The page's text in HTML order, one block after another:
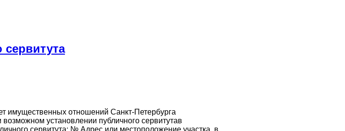
имущественных отношений Санкт-Петербурга
установлении публичного сервитутав
сервитута: № Адрес или местоположение участка, в